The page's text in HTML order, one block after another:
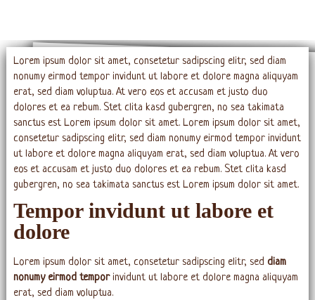
Lorem ipsum dolor sit amet, consetetur sadipscing elitr, sed diam
nonumy eirmod tempor invidunt ut labore et dolore magna aliquyam
erat, sed diam voluptua. At vero eos et accusam et justo duo
dolores et ea rebum. Stet clita kasd gubergren, no sea takimata
sanctus est Lorem ipsum dolor sit amet. Lorem ipsum dolor sit amet,
consetetur sadipscing elitr, sed diam nonumy eirmod tempor invidunt
ut labore et dolore magna aliquyam erat, sed diam voluptua. At vero
eos et accusam et justo duo dolores et ea rebum. Stet clita kasd
gubergren, no sea takimata sanctus est Lorem ipsum dolor sit amet.
Tempor invidunt ut labore et
dolore
Lorem ipsum dolor sit amet, consetetur sadipscing elitr, sed diam
nonumy eirmod temporinvidunt ut labore et dolore magna aliquyam
erat, sed diam voluptua.